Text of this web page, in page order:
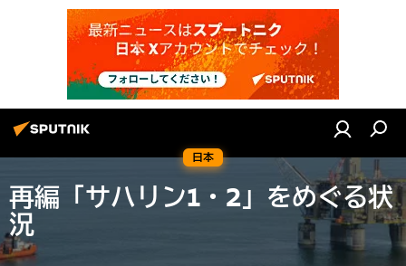
日本
再編「サハリン1・2」をめぐる状
況